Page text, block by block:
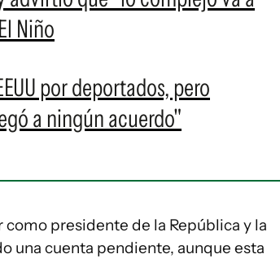
Niño
por deportados, pero
a ningún acuerdo"
como presidente de la República y la
una cuenta pendiente, aunque esta